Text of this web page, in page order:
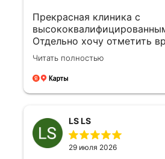
Прекрасная клиника с
Отдельно хочу отметить
Левиашвили Мзия
специалиста своего дела.
Читать полностью
LS LS
29 июля 2026